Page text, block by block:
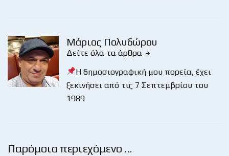
Μάριος Πολυδώρου
Δείτε όλα τα άρθρα
Η δημοσιογραφική μου πορεία, έχει
ξεκινήσει από τις 7 Σεπτεμβρίου του
1989
Παρόμοιο περιεχόμενο …